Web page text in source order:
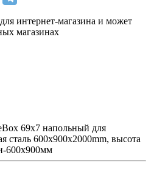
интернет-магазина и может
магазинах
69x7 напольный для
сталь 600х900х2000mm, высота
600x900мм